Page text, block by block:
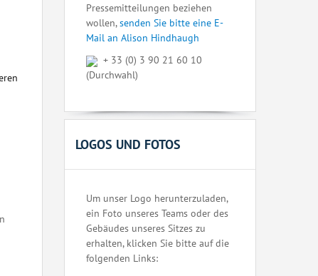
Pressemitteilungen beziehen
wollen,senden Sie bitte eine E-
Mail an Alison Hindhaugh
+ 33 (0) 3 90 21 60 10
(Durchwahl)
LOGOS UND FOTOS
Um unser Logo herunterzuladen,
ein Foto unseres Teams oder des
Gebäudes unseres Sitzes zu
erhalten, klicken Sie bitte auf die
folgenden Links: